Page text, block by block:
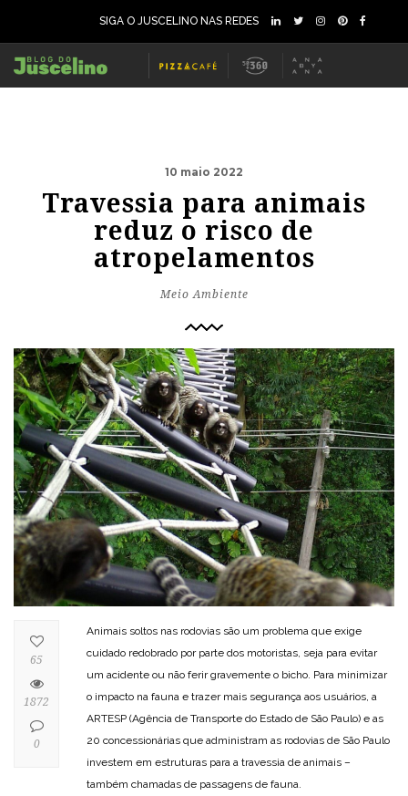
SIGA O JUSCELINO NAS REDES
10 maio 2022
Travessia para animais
reduz o risco de
atropelamentos
Meio Ambiente
Animais soltos nas rodovias são um problema que exige
cuidado redobrado por parte dos motoristas, seja para evitar
um acidente ou não ferir gravemente o bicho. Para minimizar
o impacto na fauna e trazer mais segurança aos usuários, a
ARTESP (Agência de Transporte do Estado de São Paulo) e as
20 concessionárias que administram as rodovias de São Paulo
investem em estruturas para a travessia de animais –
também chamadas de passagens de fauna.
65
1872
0